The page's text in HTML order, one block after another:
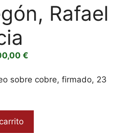
Rafael
€
actual
sobre cobre, firmado, 23